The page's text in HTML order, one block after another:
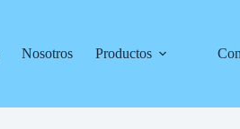
Nosotros Productos